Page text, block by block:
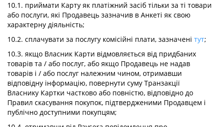
10.1. приймати Карту як платіжний засіб тільки за ті товари
або послуги, які Продавець зазначив в Анкеті як свою
характерну діяльність;
10.2. сплачувати за послугу комісійні плати, зазначені тут;
10.3. якщо Власник Карти відмовляється від придбаних
товарів та / або послуг, або якщо Продавець не надав
товарів і / або послуг належним чином, отримавши
відповідну інформацію, повернути суму Транзакції
Власнику Картки частково або повністю, відповідно до
Правил скасування покупок, підтвердженими Продавцем і
публічно доступними покупцям;